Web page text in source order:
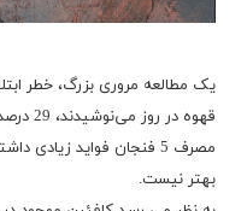
قهوه
مصرف 5 فنجان فواید
بهتر نیست.